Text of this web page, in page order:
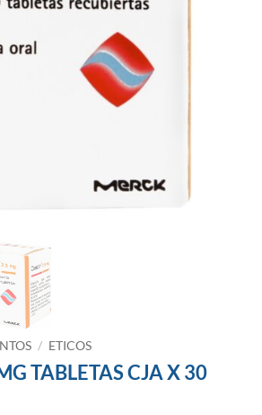
/ ETICOS
TABLETAS CJA X 30